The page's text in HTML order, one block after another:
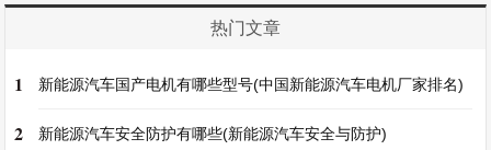
热门文章
1 新能源汽车国产电机有哪些型号(中国新能源汽车电机厂家排名)
2 新能源汽车安全防护有哪些(新能源汽车安全与防护)